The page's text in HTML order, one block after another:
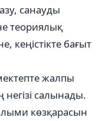
санауды
теориялық
кеңістікте бағыт
жалпы
салынады.
көзқарасын